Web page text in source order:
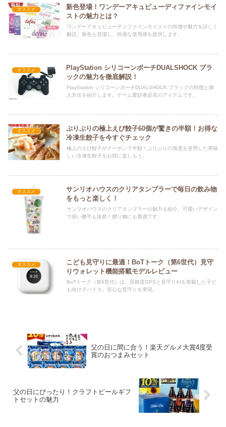
オススメ
新色登場！ワンデーアキュビューディファインモイ
ストの魅力とは？
ワンデーアキュビューディファインモイストの特徴や魅力を詳しく
解説。新色も登場し、快適な使用感を提供します。
オススメ
PlayStation シリコーンポーチDUALSHOCK ブラ
ックの魅力を徹底解説！
PlayStation シリコーンポーチDUALSHOCK ブラックの特徴と購
入方法を紹介します。ゲーム愛好者必見のアイテムです。
オススメ
ぷりぷりの極上えび餃子60個が驚きの半額！お得な
冷凍生餃子を今すぐチェック
極上のえび餃子がクーポンで半額！ぷりぷりの海老を使用した美味
しい冷凍生餃子をお得に楽しもう。
オススメ
サンリオハウスのクリアタンブラーで毎日の飲み物
をもっと楽しく！
サンリオハウスのクリアタンブラーの魅力を紹介。可愛いデザイン
で使い勝手も抜群！贈り物にも最適です。
オススメ
こども見守りに最適！BoTトーク（第6世代）見守
りウォレット機能搭載モデルレビュー
BoTトーク（第6世代）は、高精度GPSと見守りAIを搭載した子ど
も向けデバイス。安心な見守りを実現。
父の日に間に合う！楽天グルメ大賞4度受
賞のおつまみセット
父の日にぴったり！クラフトビールギフ
トセットの魅力